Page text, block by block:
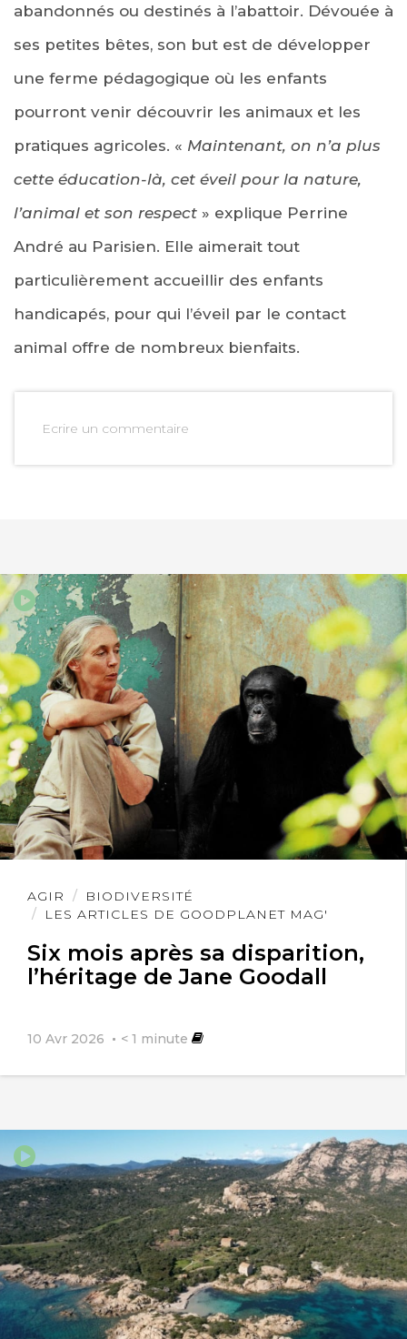
abandonnés ou destinés à l’abattoir. Dévouée à
ses petites bêtes, son but est de développer
une ferme pédagogique où les enfants
pourront venir découvrir les animaux et les
pratiques agricoles. « Maintenant, on n’a plus
cette éducation-là, cet éveil pour la nature,
l’animal et son respect » explique Perrine
André au Parisien. Elle aimerait tout
particulièrement accueillir des enfants
handicapés, pour qui l’éveil par le contact
animal offre de nombreux bienfaits.
Ecrire un commentaire
AGIR
BIODIVERSITÉ
LES ARTICLES DE GOODPLANET MAG'
Six mois après sa disparition,
l’héritage de Jane Goodall
10 Avr 2026 < 1 minute
Lire
l'article